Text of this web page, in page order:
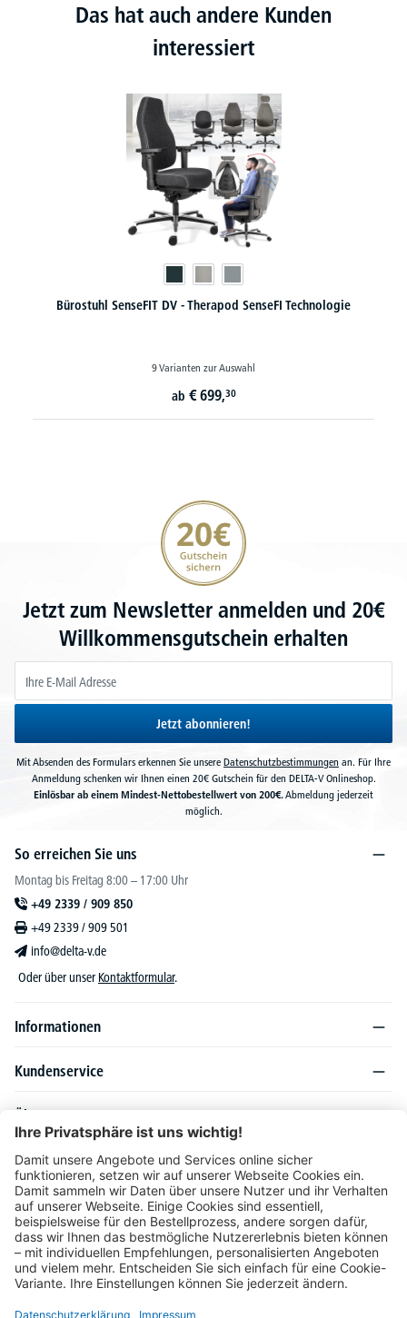
Das hat auch andere Kunden
interessiert
Bürostuhl SenseFIT DV - Therapod SenseFI Technologie
9 Varianten zur Auswahl
ab € 699,30
20€ Gutschein sichern
Jetzt zum Newsletter anmelden und 20€
Willkommensgutschein erhalten
Jetzt abonnieren!
Mit Absenden des Formulars erkennen Sie unsere Datenschutzbestimmungen an. Für Ihre
Anmeldung schenken wir Ihnen einen 20€ Gutschein für den DELTA-V Onlineshop.
Einlösbar ab einem Mindest-Nettobestellwert von 200€.Abmeldung jederzeit
möglich.
So erreichen Sie uns
Montag bis Freitag 8:00 – 17:00 Uhr
+49 2339 / 909 850
+49 2339 / 909 501
info@delta-v.de
Oder über unser Kontaktformular.
Informationen
Kundenservice
Über DELTA-V
Produktsortiment
Ratgeber
Folgen Sie uns auch auf